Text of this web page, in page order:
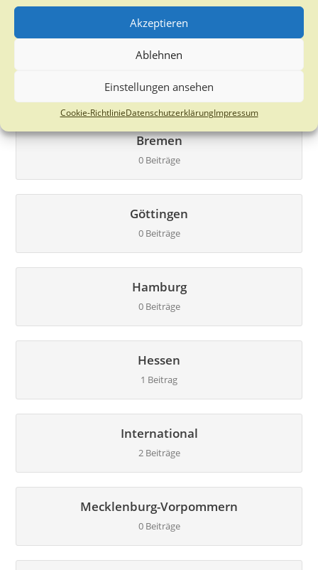
Akzeptieren
Ablehnen
Einstellungen ansehen
Cookie-RichtlinieDatenschutzerklärungImpressum
2 Beiträge
Bremen
0 Beiträge
Göttingen
0 Beiträge
Hamburg
0 Beiträge
Hessen
1 Beitrag
International
2 Beiträge
Mecklenburg-Vorpommern
0 Beiträge